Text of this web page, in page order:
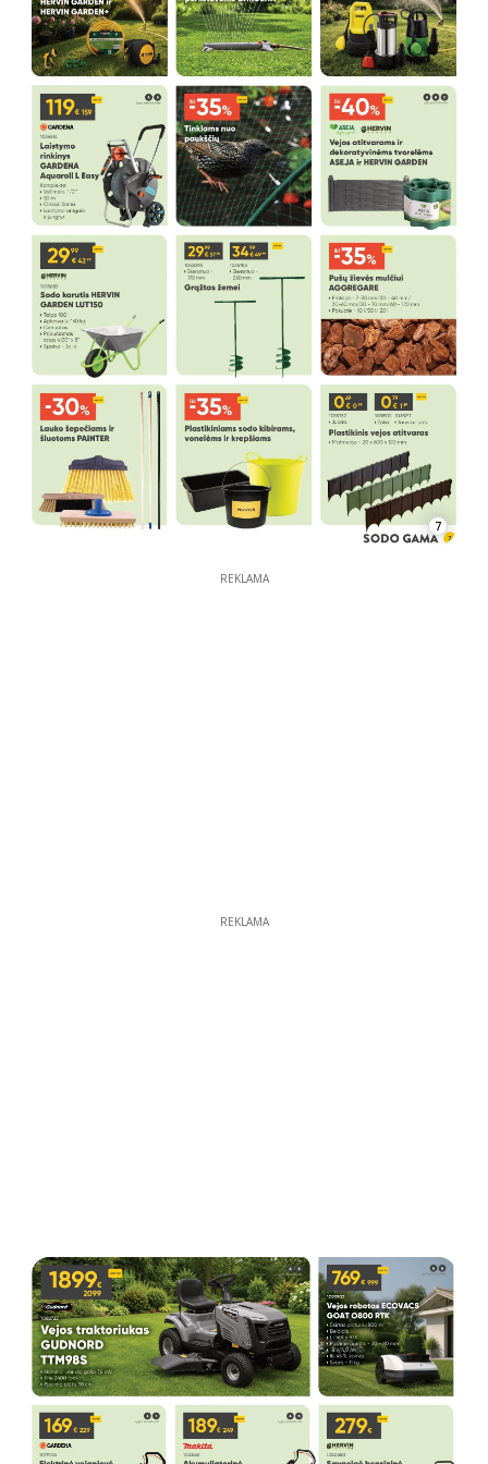
7
REKLAMA
REKLAMA